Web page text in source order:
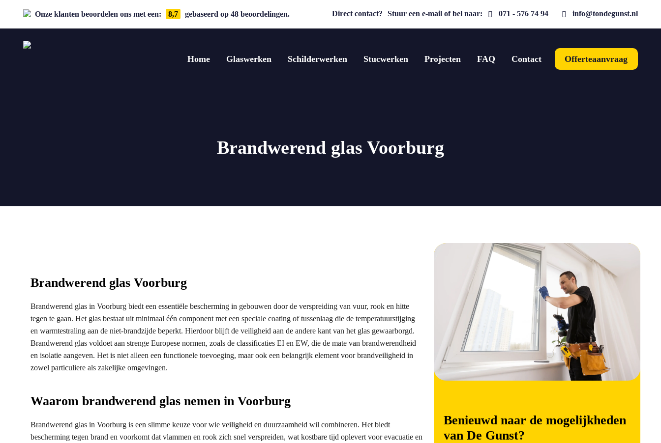
Onze klanten beoordelen ons met een: 8,7 gebaseerd op 48 beoordelingen. Direct contact? Stuur een e-mail of bel naar: 071 - 576 74 94 info@tondegunst.nl
Home Glaswerken Schilderwerken Stucwerken Projecten FAQ Contact Offerteaanvraag
Brandwerend glas Voorburg
Brandwerend glas Voorburg
Brandwerend glas in Voorburg biedt een essentiële bescherming in gebouwen door de verspreiding van vuur, rook en hitte
tegen te gaan. Het glas bestaat uit minimaal één component met een speciale coating of tussenlaag die de temperatuurstijging
en warmtestraling aan de niet-brandzijde beperkt. Hierdoor blijft de veiligheid aan de andere kant van het glas gewaarborgd.
Brandwerend glas voldoet aan strenge Europese normen, zoals de classificaties EI en EW, die de mate van brandwerendheid
en isolatie aangeven. Het is niet alleen een functionele toevoeging, maar ook een belangrijk element voor brandveiligheid in
zowel particuliere als zakelijke omgevingen.
Waarom brandwerend glas nemen in Voorburg
Brandwerend glas in Voorburg is een slimme keuze voor wie veiligheid en duurzaamheid wil combineren. Het biedt
bescherming tegen brand en voorkomt dat vlammen en rook zich snel verspreiden, wat kostbare tijd oplevert voor evacuatie en
Benieuwd naar de mogelijkheden
van De Gunst?